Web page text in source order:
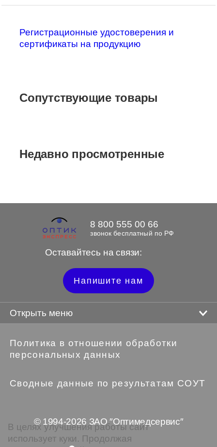
Регистрационные удостоверения и
сертификаты на продукцию
Сопутствующие товары
Недавно просмотренные
Оставайтесь на связи:
8 800 555 00 66
звонок бесплатный по РФ
Напишите нам
Открыть меню
Политика в отношении обработки
персональных данных
Сводные данные по результатам СОУТ
© 1994-2026 ЗАО ″Оптимедсервис″
В целях улучшения работы сайт
использует куки. Продолжая